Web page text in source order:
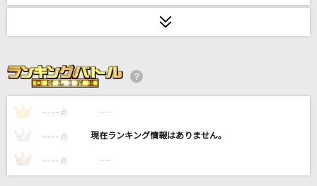
[生音]青と夏
unravel
TK from 凛として時雨
小松未歩
1 ---- 点 ----
---- 点 ----
3 ---- 点 ----